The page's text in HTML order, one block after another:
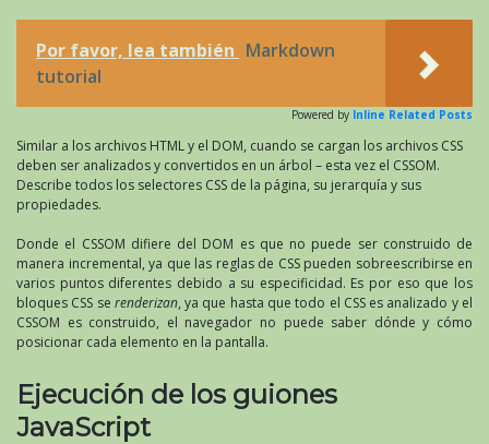
Por favor, lea también Markdown
tutorial
Powered by Inline Related Posts
Similar a los archivos HTML y el DOM, cuando se cargan los archivos CSS
deben ser analizados y convertidos en un árbol – esta vez el CSSOM.
Describe todos los selectores CSS de la página, su jerarquía y sus
propiedades.
Donde el CSSOM difiere del DOM es que no puede ser construido de
manera incremental, ya que las reglas de CSS pueden sobreescribirse en
varios puntos diferentes debido a su especificidad. Es por eso que los
bloques CSS se renderizan, ya que hasta que todo el CSS es analizado y el
CSSOM es construido, el navegador no puede saber dónde y cómo
posicionar cada elemento en la pantalla.
Ejecución de los guiones
JavaScript